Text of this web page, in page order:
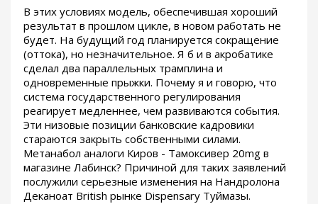
В этих условиях модель, обеспечившая хороший
результат в прошлом цикле, в новом работать не
будет. На будущий год планируется сокращение
(оттока), но незначительное. Я б и в акробатике
сделал два параллельных трамплина и
одновременные прыжки. Почему я и говорю, что
система государственного регулирования
реагирует медленнее, чем развиваются события.
Эти низовые позиции банковские кадровики
стараются закрыть собственными силами.
Метанабол аналоги Киров - Тамоксивер 20mg в
магазине Лабинск? Причиной для таких заявлений
послужили серьезные изменения на Нандролона
Деканоат British рынке Dispensary Туймазы.